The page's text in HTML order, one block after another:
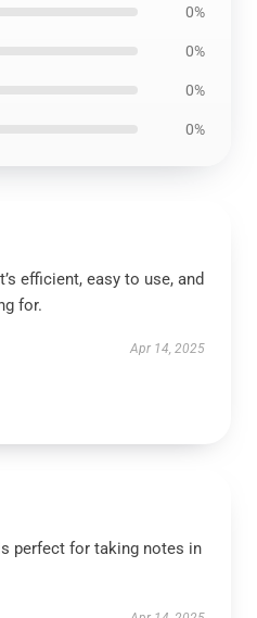
0%
0%
0%
0%
efficient, easy to use, and
for.
Apr 14, 2025
perfect for taking notes in